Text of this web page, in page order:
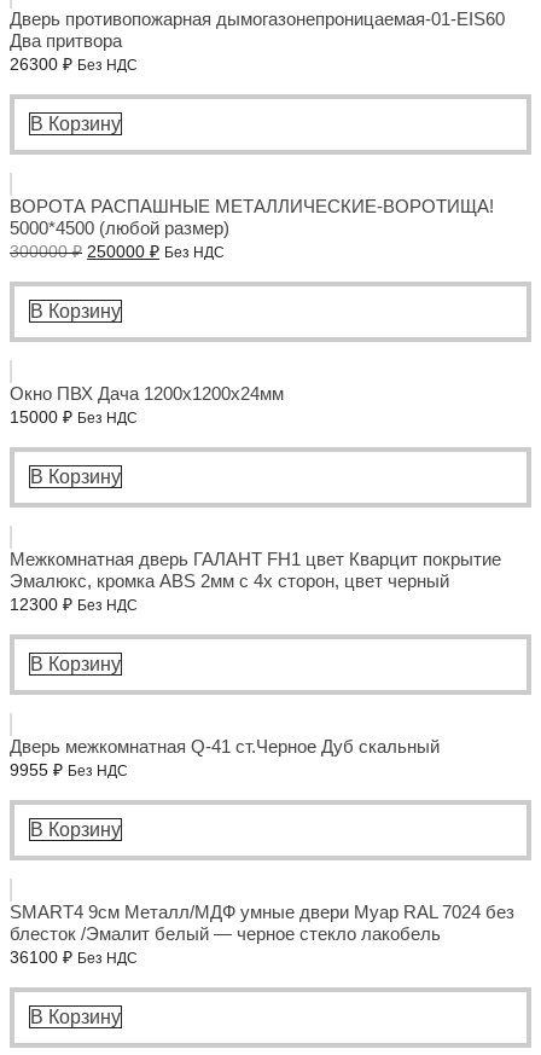
Дверь противопожарная дымогазонепроницаемая-01-EIS60
Два притвора
26300 ₽ Без НДС
В Корзину
ВОРОТА РАСПАШНЫЕ МЕТАЛЛИЧЕСКИЕ-ВОРОТИЩА!
5000*4500 (любой размер)
300000₽ Первоначальная
составляла
300000 ₽.
250000 ₽Текущая
250000 ₽.
Без НДС
В Корзину
Окно ПВХ Дача 1200x1200x24мм
15000 ₽ Без НДС
В Корзину
Межкомнатная дверь ГАЛАНТ FH1 цвет Кварцит покрытие
Эмалюкс, кромка ABS 2мм с 4х сторон, цвет черный
12300 ₽ Без НДС
В Корзину
Дверь межкомнатная Q-41 ст.Черное Дуб скальный
9955 ₽ Без НДС
В Корзину
SMART4 9см Металл/МДФ умные двери Муар RAL 7024 без
блесток /Эмалит белый — черное стекло лакобель
36100 ₽ Без НДС
В Корзину